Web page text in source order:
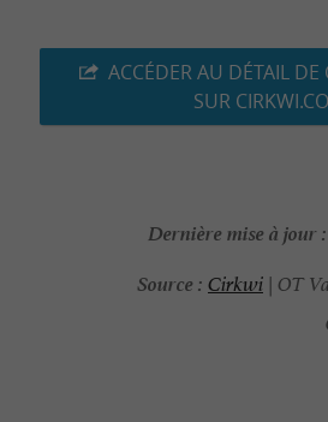
ACCÉDER AU DÉTAIL DE
SUR
Dernière mise à jour :
Source : Cirkwi | OT